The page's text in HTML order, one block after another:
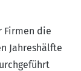
Firmen die
Jahreshälfte